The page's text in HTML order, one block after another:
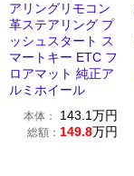
アリングリモコン
革ステアリング プ
ッシュスタート ス
マートキー ETC フ
ロアマット 純正ア
ルミホイール
本体： 143.1万円
総額： 149.8万円